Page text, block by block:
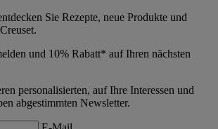
Sie Rezepte, neue Produkte und
und 10% Rabatt* auf Ihren nächsten
personalisierten, auf Ihre Interessen und
abgestimmten Newsletter.